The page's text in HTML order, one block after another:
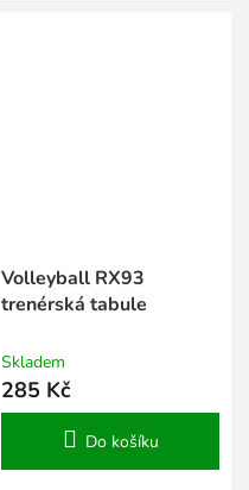
Volleyball RX93
trenérská tabule
Skladem
285 Kč
Do košíku